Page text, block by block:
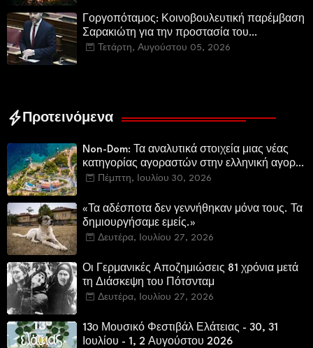
Γοργοπόταμος: Κοινοβουλευτική παρέμβαση
Σαρακιώτη για την προστασία του
εμβληματικού φυσικού και ιστορικού
Τετάρτη, Αυγούστου 05, 2026
Προτεινόμενα
Non-Dom: Τα αναλυτικά στοιχεία μιας νέας
κατηγορίας αγοραστών στην ελληνική αγορά
πολυτελών κατοικιών
Πέμπτη, Ιουλίου 30, 2026
«Τα αδέσποτα δεν γεννήθηκαν μόνα τους. Τα
δημιουργήσαμε εμείς.»
Δευτέρα, Ιουλίου 27, 2026
Οι Γερμανικές Αποζημιώσεις 81 χρόνια μετά
τη Διάσκεψη του Πότσνταμ
Δευτέρα, Ιουλίου 27, 2026
13ο Μουσικό Φεστιβάλ Ελάτειας - 30, 31
Ιουλίου - 1, 2 Αυγούστου 2026